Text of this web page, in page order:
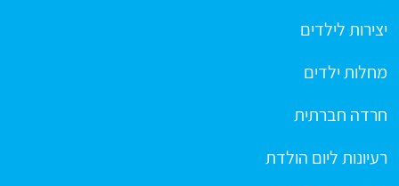
יצירות לילדים
מחלות ילדים
חרדה חברתית
רעיונות ליום הולדת